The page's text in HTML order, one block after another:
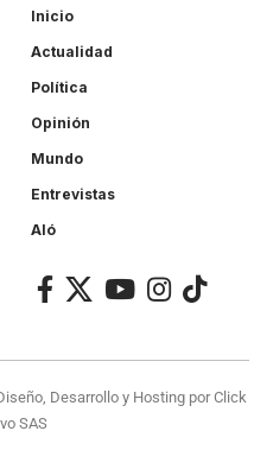
Inicio
Actualidad
Política
Opinión
Mundo
Entrevistas
Aló
Desarrollo y Hosting porClick
SAS